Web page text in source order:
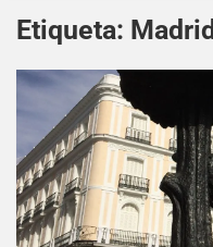
Etiqueta: Madrid